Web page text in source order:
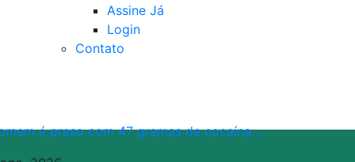
Assine Já
Login
Contato
é preso com 47 gramas de cocaína…